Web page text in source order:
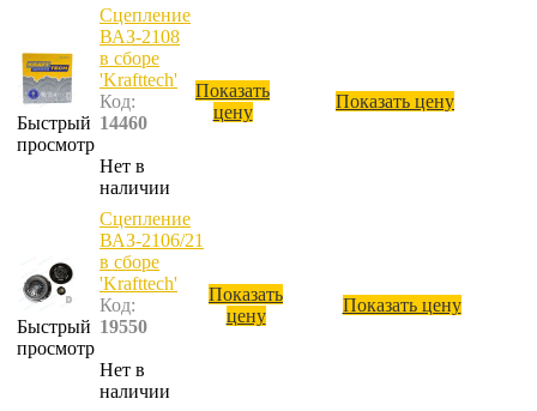
Быстрый
просмотр
Сцепление
ВАЗ-2108
в сборе
'Krafttech'
Код:
14460
Нет в
наличии
Показать
цену
Показать цену
Быстрый
просмотр
Сцепление
ВАЗ-2106/21
в сборе
'Krafttech'
Код:
19550
Нет в
наличии
Показать
цену
Показать цену